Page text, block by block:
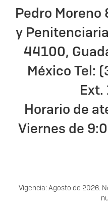
Pedro
y
44100,
México Tel:
Ext.
Horario de
Viernes de
Vigencia: Agosto de 2026.